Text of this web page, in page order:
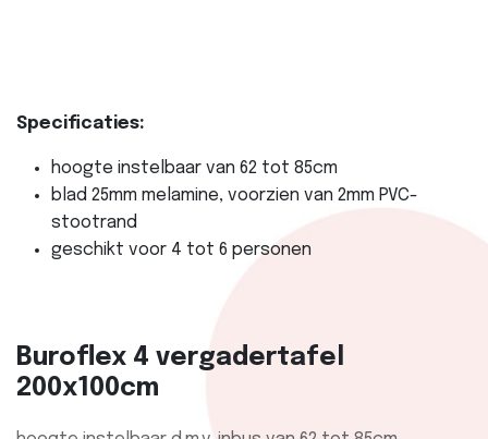
Specificaties:
hoogte instelbaar van 62 tot 85cm
blad 25mm melamine, voorzien van 2mm PVC-
stootrand
geschikt voor 4 tot 6 personen
Buroflex 4 vergadertafel
200x100cm